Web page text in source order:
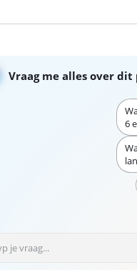
Vraag me alles over
6